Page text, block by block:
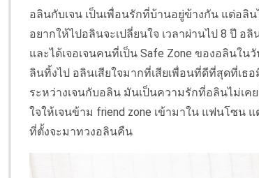
อลินกับเจน เป็นเพื่อนรักที่บ้านอยู่ข้างกัน แต่อลิน
อยากให้ไปอลินจะเปลี่ยนใจ เวลาผ่านไป 8 ปี
และได้เจอเจนคนที่เป็น Safe Zone ของอลินใ
ลินทิ้งไป อลินเสียใจมากที่เสียเพื่อนที่ดีที่สุดที่เ
ระหว่างเจนกับอลิน มันเป็นความรักที่อลินไม่เ
ใจให้เจนข้าม friend zone เข้ามาใน แฟนโซน
ที่ตั้งจะมาทวงอลินคืน